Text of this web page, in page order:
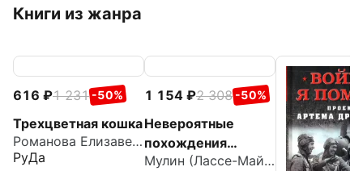
Книги из жанра
616 1 231 -50%
Трехцветная кошка
Романова Елизавета Сергеевна
РуДа
1 154 2 308 -50%
Невероятные
похождения
Лассе-Майи,
Мулин (Лассе-Майя) Ларс